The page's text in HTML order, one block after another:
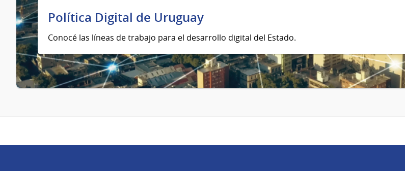
Política Digital de Uruguay
Conocé las líneas de trabajo para el desarrollo digital del Estado.